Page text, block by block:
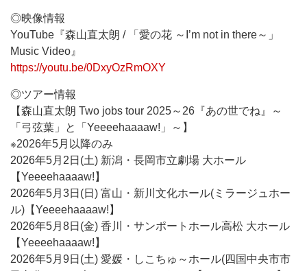
◎映像情報
YouTube『森山直太朗 / 「愛の花 ～I’m not in there～」
Music Video』
https://youtu.be/0DxyOzRmOXY
◎ツアー情報
【森山直太朗 Two jobs tour 2025～26『あの世でね』～
「弓弦葉」と「Yeeeehaaaaw!」～】
※2026年5月以降のみ
2026年5月2日(土) 新潟・長岡市立劇場 大ホール
【Yeeeehaaaaw!】
2026年5月3日(日) 富山・新川文化ホール(ミラージュホー
ル)【Yeeeehaaaaw!】
2026年5月8日(金) 香川・サンポートホール高松 大ホール
【Yeeeehaaaaw!】
2026年5月9日(土) 愛媛・しこちゅ～ホール(四国中央市市